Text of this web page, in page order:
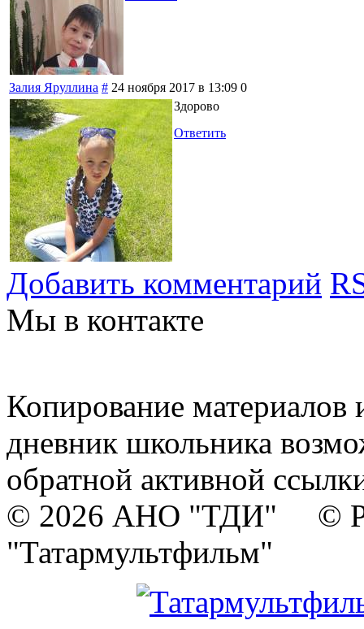
Залия Яруллина # 24 ноября 2017 в 13:09 0
Здорово
Ответить
Добавить комментарий
Мы в контакте
Копирование материалов
дневник школьника
обратной активной
© 2026 АНО "ТДИ" ©
"Татармультфильм"